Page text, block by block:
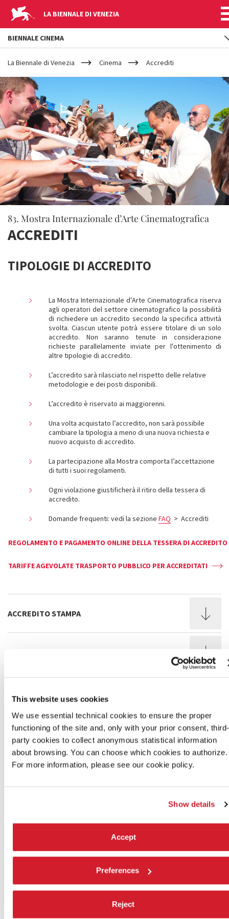
This website uses cookies
We use essential technical cookies to ensure the proper
functioning of the site and, only with your prior consent, third-
party cookies to collect anonymous statistical information
about browsing. You can choose which cookies to authorize.
For more information, please see our cookie policy.
Show details
Accept
Preferences
Reject
LA BIENNALE DI VENEZIA
YOUR
ARE
HERE
La Biennale di Venezia Cinema Accrediti
83. Mostra Internazionale d’Arte Cinematografica
ACCREDITI
TIPOLOGIE DI ACCREDITO
La Mostra Internazionale d’Arte Cinematografica riserva
agli operatori del settore cinematografico la possibilità
di richiedere un accredito secondo la specifica attività
svolta. Ciascun utente potrà essere titolare di un solo
accredito. Non saranno tenute in considerazione
richieste parallelamente inviate per l'ottenimento di
altre tipologie di accredito.
L’accredito sarà rilasciato nel rispetto delle relative
metodologie e dei posti disponibili.
L’accredito è riservato ai maggiorenni.
Una volta acquistato l’accredito, non sarà possibile
cambiare la tipologia a meno di una nuova richiesta e
nuovo acquisto di accredito.
La partecipazione alla Mostra comporta l’accettazione
di tutti i suoi regolamenti.
Ogni violazione giustificherà il ritiro della tessera di
accredito.
Domande frequenti: vedi la sezione FAQ > Accrediti
REGOLAMENTO E PAGAMENTO ONLINE DELLA TESSERA DI ACCREDITO
TARIFFE AGEVOLATE TRASPORTO PUBBLICO PER ACCREDITATI
ACCREDITO STAMPA
ACCREDITO CINEMA
ACCREDITO CINEMA PER STUDENTI
BIENNALE CINEMA